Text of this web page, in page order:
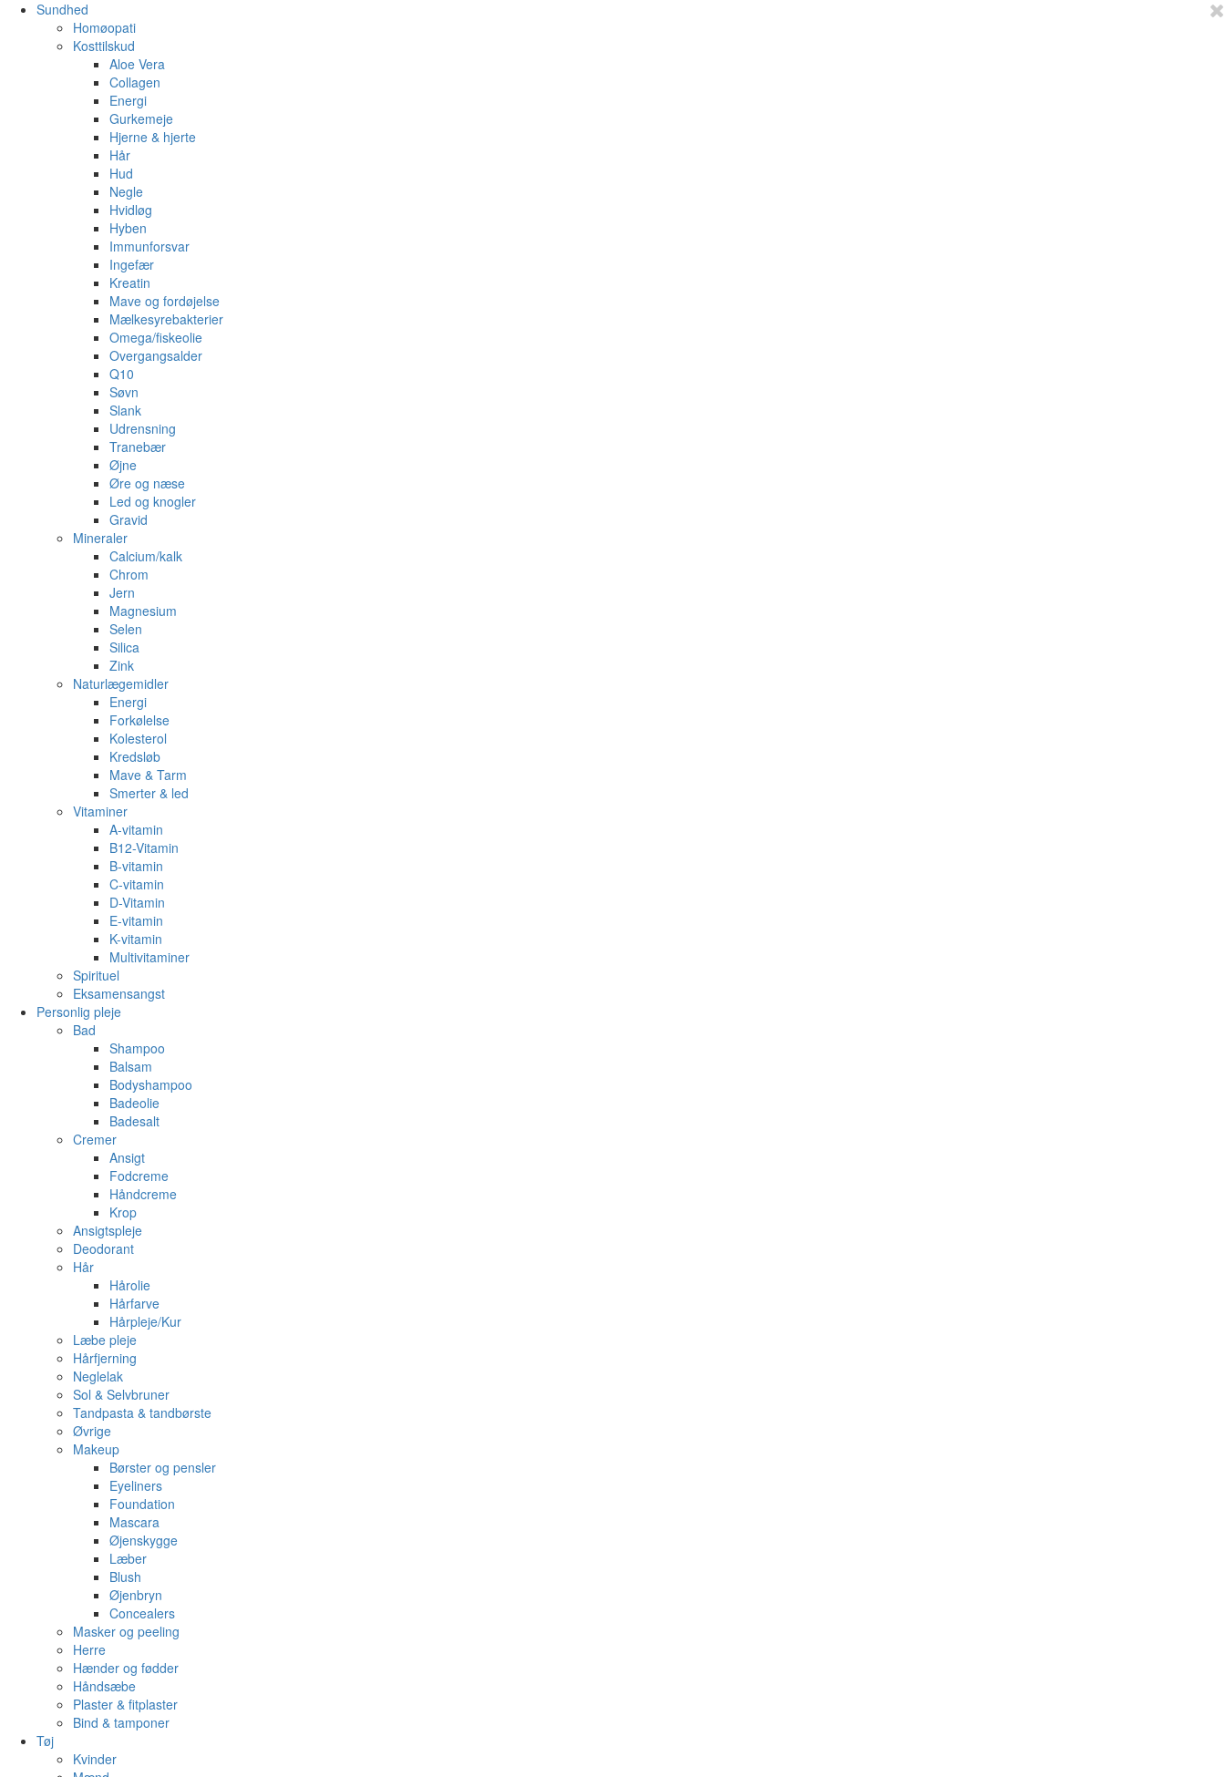
Sundhed
Homøopati
Kosttilskud
Aloe Vera
Collagen
Energi
Gurkemeje
Hjerne & hjerte
Hår
Hud
Negle
Hvidløg
Hyben
Immunforsvar
Ingefær
Kreatin
Mave og fordøjelse
Mælkesyrebakterier
Omega/fiskeolie
Overgangsalder
Q10
Søvn
Slank
Udrensning
Tranebær
Øjne
Øre og næse
Led og knogler
Gravid
Mineraler
Calcium/kalk
Chrom
Jern
Magnesium
Selen
Silica
Zink
Naturlægemidler
Energi
Forkølelse
Kolesterol
Kredsløb
Mave & Tarm
Smerter & led
Vitaminer
A-vitamin
B12-Vitamin
B-vitamin
C-vitamin
D-Vitamin
E-vitamin
K-vitamin
Multivitaminer
Spirituel
Eksamensangst
Personlig pleje
Bad
Shampoo
Balsam
Bodyshampoo
Badeolie
Badesalt
Cremer
Ansigt
Fodcreme
Håndcreme
Krop
Ansigtspleje
Deodorant
Hår
Hårolie
Hårfarve
Hårpleje/Kur
Læbe pleje
Hårfjerning
Neglelak
Sol & Selvbruner
Tandpasta & tandbørste
Øvrige
Makeup
Børster og pensler
Eyeliners
Foundation
Mascara
Øjenskygge
Læber
Blush
Øjenbryn
Concealers
Masker og peeling
Herre
Hænder og fødder
Håndsæbe
Plaster & fitplaster
Bind & tamponer
Tøj
Kvinder